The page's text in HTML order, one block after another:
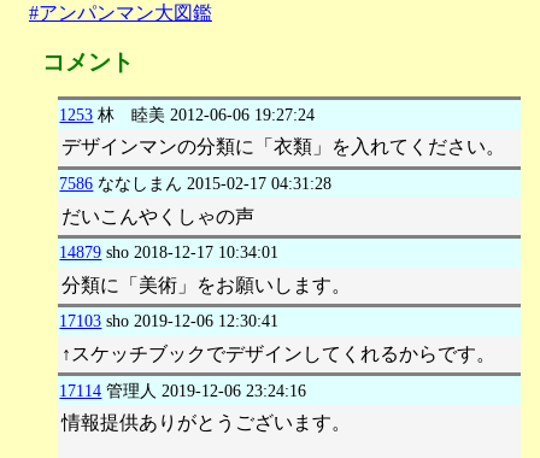
#アンパンマン大図鑑
コメント
1253 林 睦美 2012-06-06 19:27:24
デザインマンの分類に「衣類」を入れてください。
7586 ななしまん 2015-02-17 04:31:28
だいこんやくしゃの声
14879 sho 2018-12-17 10:34:01
分類に「美術」をお願いします。
17103 sho 2019-12-06 12:30:41
↑スケッチブックでデザインしてくれるからです。
17114 管理人 2019-12-06 23:24:16
情報提供ありがとうございます。